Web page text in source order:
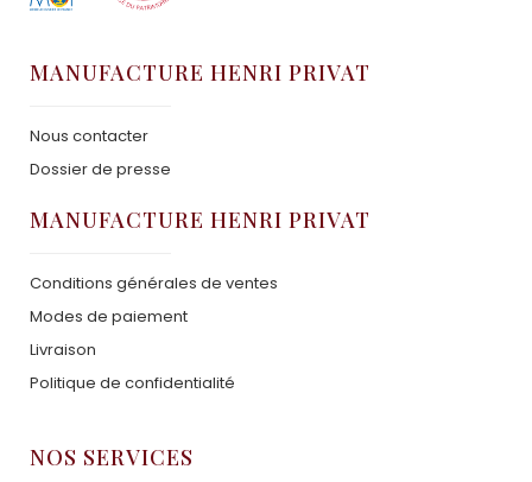
MANUFACTURE HENRI PRIVAT
Nous contacter
Dossier de presse
MANUFACTURE HENRI PRIVAT
Conditions générales de ventes
Modes de paiement
Livraison
Politique de confidentialité
NOS SERVICES